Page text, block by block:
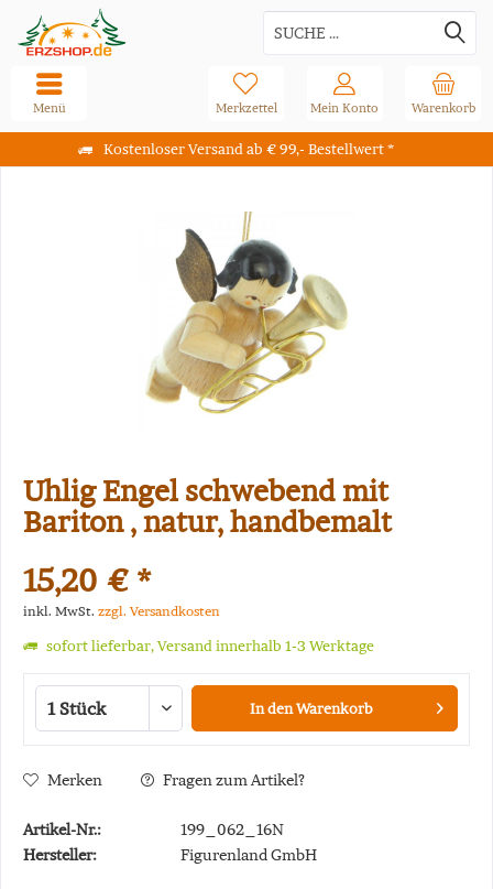
Kostenloser Versand ab € 99,- Bestellwert *
Warenkorb
Merkzettel Mein Konto
Menü
Uhlig Engel schwebend mit
Bariton , natur, handbemalt
15,20 € *
inkl. MwSt. zzgl. Versandkosten
sofort lieferbar, Versand innerhalb 1-3 Werktage
In denWarenkorb
Merken Fragen zum Artikel?
Artikel-Nr.:
199_062_16N
Hersteller:
Figurenland GmbH